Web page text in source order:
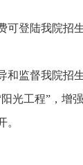
登陆我院招
监督我院招
阳光工程”，增
。